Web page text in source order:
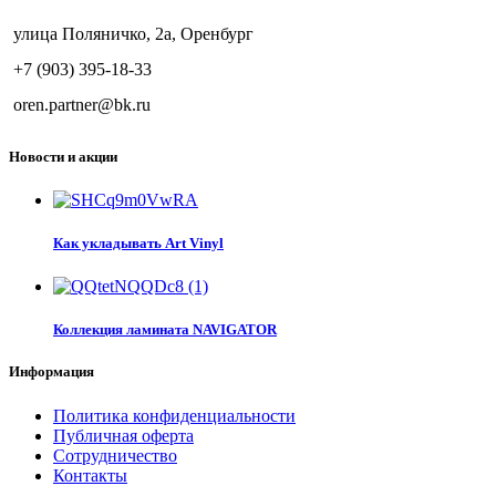
улица Поляничко, 2а, Оренбург
+7 (903) 395-18-33
oren.partner@bk.ru
Новости и акции
Как укладывать Art Vinyl
Коллекция ламината NAVIGATOR
Информация
Политика конфиденциальности
Публичная оферта
Сотрудничество
Контакты